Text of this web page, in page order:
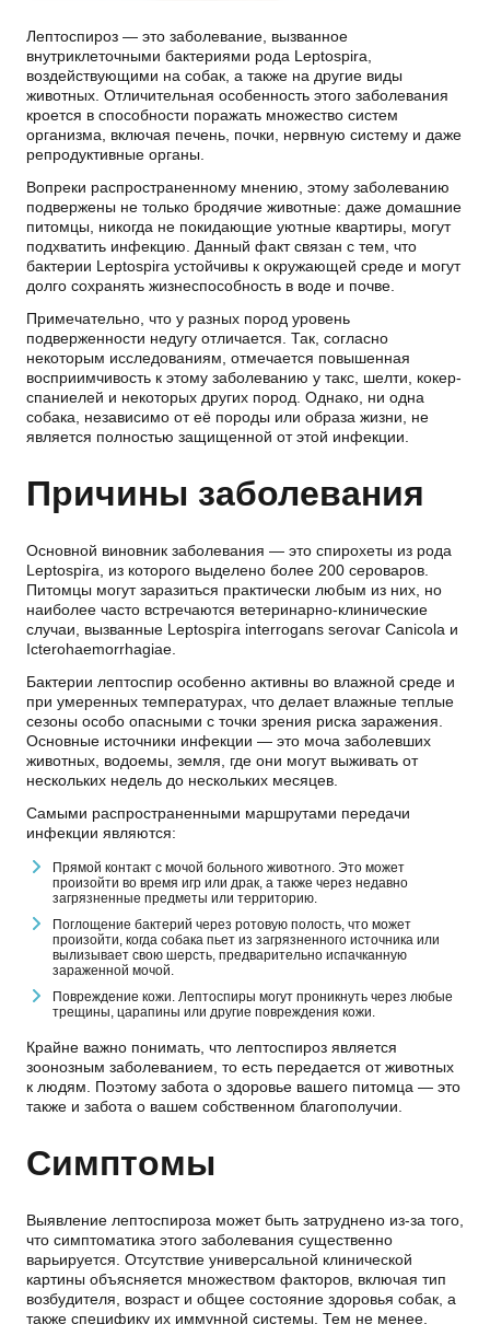
Лептоспироз — это заболевание, вызванное
внутриклеточными бактериями рода Leptospira,
воздействующими на собак , а также на другие виды
животных. Отличительная особенность этого заболевания
кроется в способности поражать множество систем
организма, включая печень, почки, нервную систему и даже
репродуктивные органы.
Вопреки распространенному мнению, этому заболеванию
подвержены не только бродячие животные: даже домашние
питомцы, никогда не покидающие уютные квартиры, могут
подхватить инфекцию. Данный факт связан с тем, что
бактерии Leptospira устойчивы к окружающей среде и могут
долго сохранять жизнеспособность в воде и почве.
Примечательно, что у разных пород уровень
подверженности недугу отличается. Так, согласно
некоторым исследованиям, отмечается повышенная
восприимчивость к этому заболеванию у такс, шелти, кокер-
спаниелей и некоторых других пород. Однако, ни одна
собака, независимо от её породы или образа жизни, не
является полностью защищенной от этой инфекции.
Причины заболевания
Основной виновник заболевания — это спирохеты из рода
Leptospira, из которого выделено более 200 сероваров.
Питомцы могут заразиться практически любым из них, но
наиболее часто встречаются ветеринарно-клинические
случаи, вызванные Leptospira interrogans serovar Canicola и
Icterohaemorrhagiae.
Бактерии лептоспир особенно активны во влажной среде и
при умеренных температурах, что делает влажные теплые
сезоны особо опасными с точки зрения риска заражения.
Основные источники инфекции — это моча заболевших
животных, водоемы, земля, где они могут выживать от
нескольких недель до нескольких месяцев.
Самыми распространенными маршрутами передачи
инфекции являются:
Прямой контакт с мочой больного животного. Это может
произойти во время игр или драк, а также через недавно
загрязненные предметы или территорию.
Поглощение бактерий через ротовую полость, что может
произойти, когда собака пьет из загрязненного источника или
вылизывает свою шерсть, предварительно испачканную
зараженной мочой.
Повреждение кожи. Лептоспиры могут проникнуть через любые
трещины, царапины или другие повреждения кожи.
Крайне важно понимать, что лептоспироз является
зоонозным заболеванием, то есть передается от животных
к людям. Поэтому забота о здоровье вашего питомца — это
также и забота о вашем собственном благополучии.
Симптомы
Выявление лептоспироза может быть затруднено из-за того,
что симптоматика этого заболевания существенно
варьируется. Отсутствие универсальной клинической
картины объясняется множеством факторов, включая тип
возбудителя, возраст и общее состояние здоровья собак , а
также специфику их иммунной системы. Тем не менее,